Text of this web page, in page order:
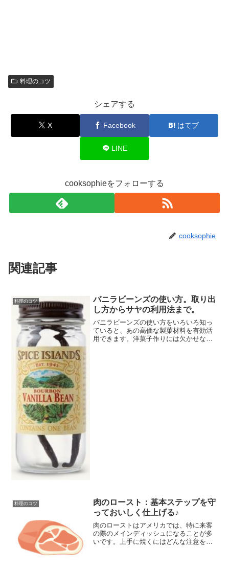
料理のコツ
シェアする
X Facebook はてブ
LINE
cooksophieをフォローする
cooksophie
関連記事
料理のコツ
バニラビーンズの使い方。取り出
し方からサヤの利用法まで。
バニラビーンズの使い方をいろいろ知っ
ていると、あの高価な製菓材料を有効活
用できます。洋菓子作りには欠かせない
料理のコツ
肉のロースト：基本ステップを守
っておいしく仕上げる♪
肉のローストはアメリカでは、特に来客
の際のメインディッシュになることが多
いです。上手に焼くにはどんな注意を守